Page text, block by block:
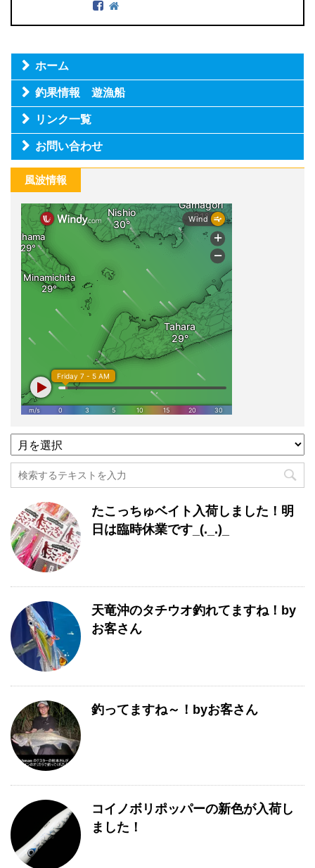
ホーム
釣果情報 遊漁船
リンク一覧
お問い合わせ
風波情報
過
去
記
事
別
一
覧
たこっちゅベイト入荷しました！明
日は臨時休業です_(._.)_
天竜沖のタチウオ釣れてますね！by
お客さん
釣ってますね～！byお客さん
コイノボリポッパーの新色が入荷し
ました！